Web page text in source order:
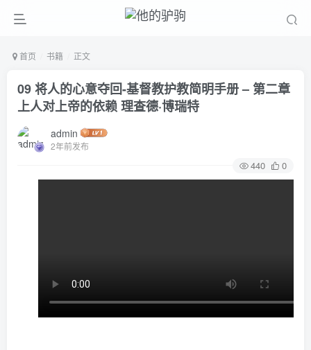
首页 书籍 正文
09 将人的心意夺回-基督教护教简明手册 – 第二章
上人对上帝的依赖 理查德·博瑞特
admin
2年前发布
440 0